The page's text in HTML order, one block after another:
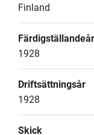
Finland
Färdigställandeår
1928
Driftsättningsår
1928
Skick